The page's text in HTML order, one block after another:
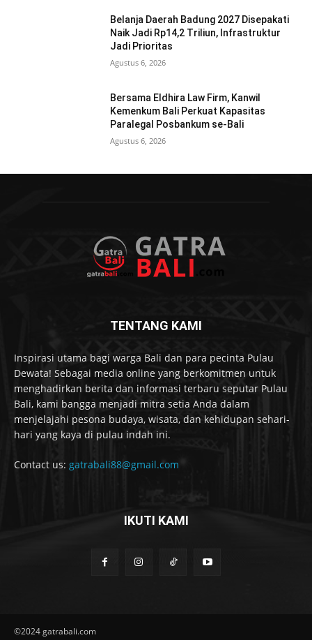
Belanja Daerah Badung 2027 Disepakati
Naik Jadi Rp14,2 Triliun, Infrastruktur
Jadi Prioritas
Agustus 6, 2026
Bersama Eldhira Law Firm, Kanwil
Kemenkum Bali Perkuat Kapasitas
Paralegal Posbankum se-Bali
Agustus 6, 2026
TENTANG KAMI
Inspirasi utama bagi warga Bali dan para pecinta Pulau
Dewata! Sebagai media online yang berkomitmen untuk
menghadirkan berita dan informasi terbaru seputar Pulau
Bali, kami bangga menjadi mitra setia Anda dalam
menjelajahi pesona budaya, wisata, dan kehidupan sehari-
hari yang kaya di pulau indah ini.
Contact us: gatrabali88@gmail.com
IKUTI KAMI
©2024 gatrabali.com